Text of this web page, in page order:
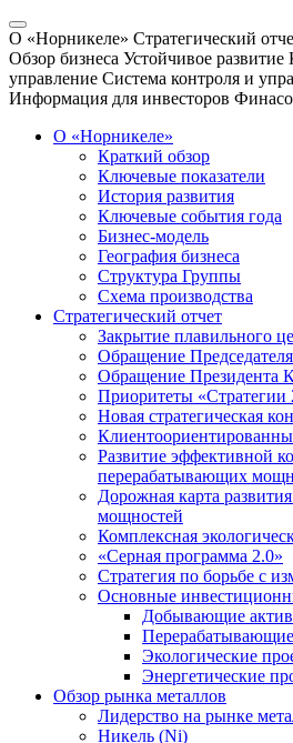
О «Норникеле» Стратегический
Обзор бизнеса Устойчивое развитие
управление Система контроля и
Информация для инвесторов
О «Норникеле»
Краткий обзор
Ключевые показатели
История развития
Ключевые события года
Бизнес-модель
География бизнеса
Структура Группы
Схема производства
Стратегический отчет
Закрытие плавильного
Обращение
Обращение Президента
Приоритеты «Стратегии
Новая стратегическая
Развитие эффективной
перерабатывающих
Дорожная карта
мощностей
Комплексная
«Серная программа 2.0»
Стратегия по борьбе с
Основные
Добывающие
Экологические
Энергетические
Обзор рынка металлов
Лидерство на рынке
Никель (Ni)